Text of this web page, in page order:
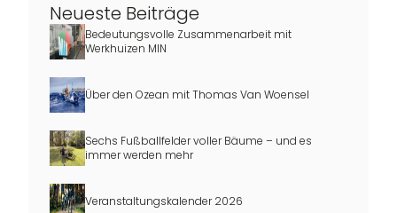
Neueste Beiträge
Bedeutungsvolle Zusammenarbeit mit
Werkhuizen MIN
Über den Ozean mit Thomas Van Woensel
Sechs Fußballfelder voller Bäume – und es
immer werden mehr
Veranstaltungskalender 2026